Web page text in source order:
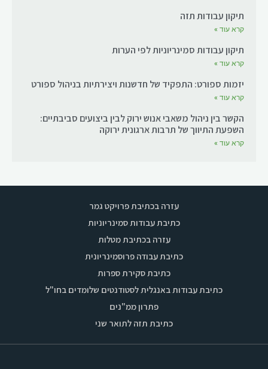
תיקון עבודות תזה
קרא עוד »
תיקון עבודות סמינריוניות לפי הערות
קרא עוד »
יזמות ספורט: התפקיד של חדשנות ויצירתיות בניהול ספורט
קרא עוד »
הקשר בין ניהול משאבי אנוש ירוק לבין ביצועים סביבתיים:
השפעת התיווך של תרבות ארגונית ירוקה
קרא עוד »
עזרה בכתיבת פרויקט גמר
כתיבת עבודות סמינריוניות
עזרה בכתיבת מטלות
כתיבת עבודה פרוסמינריונית
כתיבת סקירת ספרות
כתיבת עבודות באנגלית לסטודנטים שלומדים בחו"ל
פתרון ממ"נים
כתיבת תזה לתואר שני